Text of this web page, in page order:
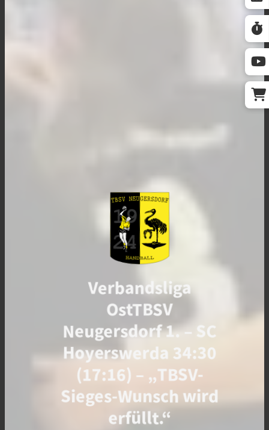
Verbandsliga
OstTBSV
Neugersdorf 1. – SC
Hoyerswerda 34:30
(17:16) – „TBSV-
Sieges-Wunsch wird
erfüllt.“